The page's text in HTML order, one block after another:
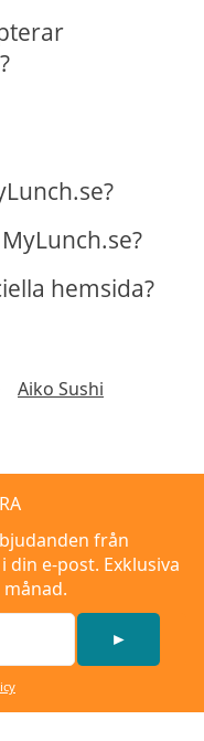
hemsida?
Aiko Sushi
från
e-post. Exklusiva
►